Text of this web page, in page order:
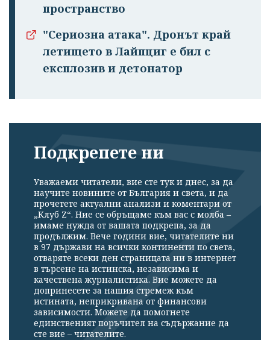
пространство
"Сериозна атака". Дронът край
летището в Лайпциг е бил с
експлозив и детонатор
Подкрепете ни
Уважаеми читатели, вие сте тук и днес, за да
научите новините от България и света, и да
прочетете актуални анализи и коментари от
„Клуб Z“. Ние се обръщаме към вас с молба –
имаме нужда от вашата подкрепа, за да
продължим. Вече години вие, читателите ни
в 97 държави на всички континенти по света,
отваряте всеки ден страницата ни в интернет
в търсене на истинска, независима и
качествена журналистика. Вие можете да
допринесете за нашия стремеж към
истината, неприкривана от финансови
зависимости. Можете да помогнете
единственият поръчител на съдържание да
сте вие – читателите.